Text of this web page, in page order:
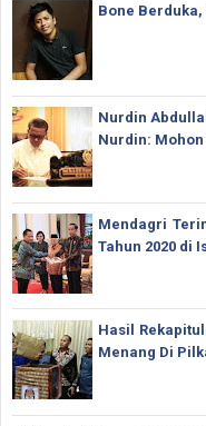
Bone Berduka,
Nurdin
Nurdin: Mohon
Mendagri
Tahun 2020 di
Hasil
Menang Di